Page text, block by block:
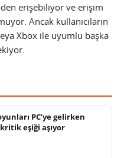
erişebiliyor ve erişim
Ancak kullanıcıların
Xbox ile uyumlu başka
PC’ye gelirken
eşiği aşıyor